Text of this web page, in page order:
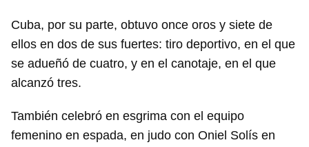
Cuba, por su parte, obtuvo once oros y siete de
ellos en dos de sus fuertes: tiro deportivo, en el que
se adueñó de cuatro, y en el canotaje, en el que
alcanzó tres.
También celebró en esgrima con el equipo
femenino en espada, en judo con Oniel Solís en